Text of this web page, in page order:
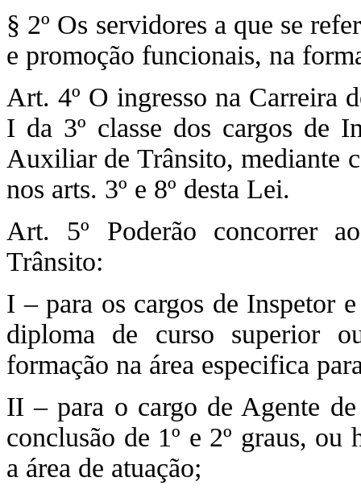
§ 2º Os servidores a que se
e promoção funcionais, na
Art. 4º O ingresso na Carreira
I da 3º classe dos cargos de
Auxiliar de Trânsito, mediante
nos arts. 3º e 8º desta Lei.
Art. 5º Poderão concorrer
Trânsito:
I – para os cargos de Inspetor
diploma de curso superior
formação na área especifica
II – para o cargo de Agente
conclusão de 1º e 2º graus,
a área de atuação;